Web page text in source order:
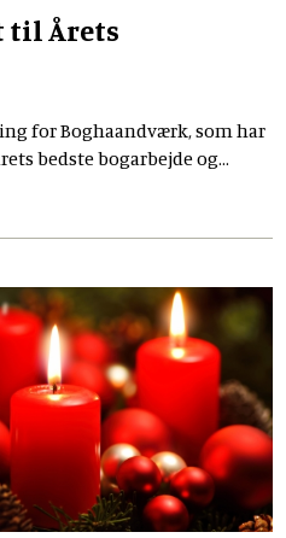
til Årets
for Boghaandværk, som har
bedste bogarbejde og